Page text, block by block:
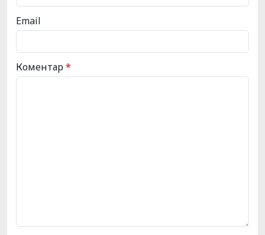
Email
Коментар*